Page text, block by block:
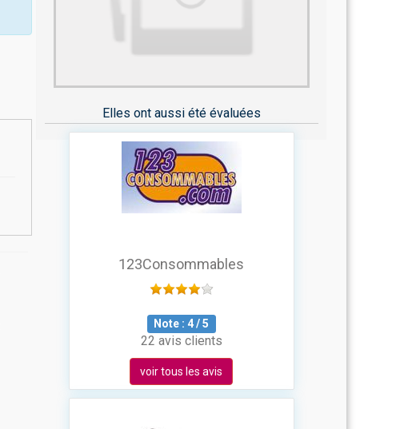
Elles ont aussi été évaluées
123Consommables
Note : 4/5
22 avis clients
voir tous les avis